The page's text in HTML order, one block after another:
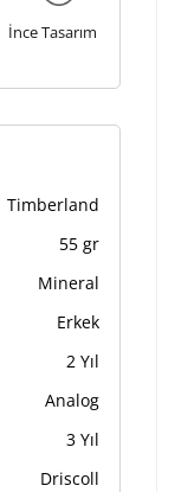
İnce Tasarım
Timberland
55 gr
Mineral
Erkek
2 Yıl
Analog
3 Yıl
Driscoll